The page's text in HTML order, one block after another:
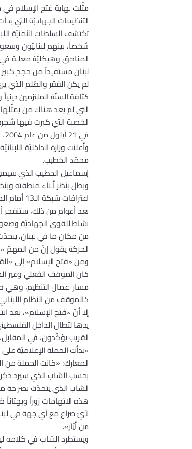
مثّلت نهاية فتح الإسلام في
التنظيمات الجهاديّة التي بدأت تظهر في
شخصاً، بينهم لبنانيّون
المناطق وهيكليّة معلنة
لبنان مستفيداً من حجم كبير
لم يكن الفقر والظلم الذي
كثافة السنّة الملتزمين
التي لم يعد هناك من
الخصبة التي كبرت فيها
وأعلنت وزارة الداخليّة
محمّد الخطيب.
إسماعيل الخطيب الذي
وبطل بنظر أبناء منطقته
اعترافات شبكة الـ13 أمام المحقّقين من فرع المعلومات.
بعد أعوام من ذلك،
نشاط للقوى الجهاديّة
من مكان ما في لبنان،
الحركة يقول إنّ من
ومن «فتح الإسلام» إلى
كان الموقف الفعلي وغير
مسار أعمال التنظيم، وهي
كالموقف من النظام
إلا أنّ «فتح الإسلام»، بعد
يدها لتطال الداخل
القريب يؤكّدون، في
«بدأت الحملة الإعلاميّة
المعارك: «كانت الحملة
بحسب الشاب الذي سيرد ذكره
هذه الاتهامات زوراً
لأيّ صراع مع أي جهة في
من أيّار».
ويستطرد الشاب في كلامه